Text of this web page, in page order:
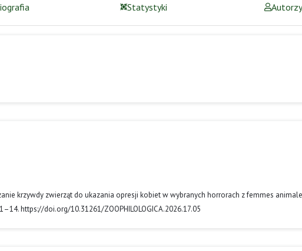
Statystyki
krzywdy zwierząt do ukazania opresji kobiet w wybranych horrorach z femmes
https://doi.org/10.31261/ZOOPHILOLOGICA.2026.17.05